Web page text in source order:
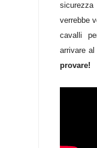
verrebbe
cavalli
arrivare al
provare!